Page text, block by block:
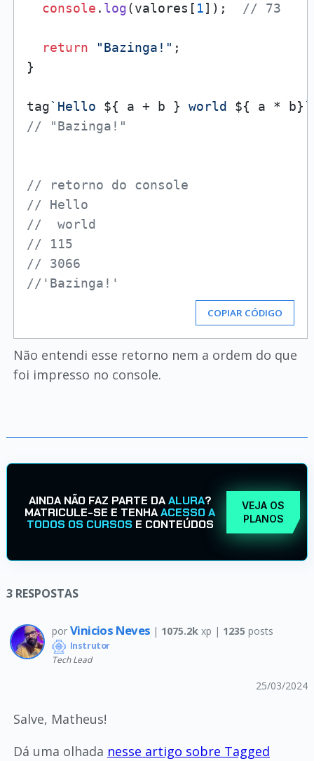
console . log(valores[ 1]); // 73
return "Bazinga!" ;
}
tag`Hello ${ a + b } world ${ a * b}`
// "Bazinga!"
// retorno do console
// Hello
//  world
// 115
// 3066
//'Bazinga!'
COPIAR CÓDIGO
Não entendi esse retorno nem a ordem do que
foi impresso no console.
AINDA NÃO FAZ PARTE DAALURA?
MATRICULE-SE E TENHAACESSO A
TODOS OS CURSOS E CONTEÚDOS
VEJA OS
PLANOS
3 RESPOSTAS
por Vinicios Neves | 1075.2kxp | 1235 posts
Instrutor
Tech Lead
25/03/2024
Salve, Matheus!
Dá uma olhada nesse artigo sobre Tagged